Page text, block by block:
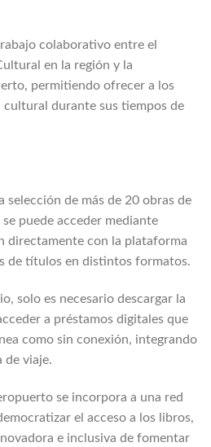
colaborativo entre el
en la región y la
permitiendo ofrecer a los
cultural durante sus tiempos de
selección de más de 20 obras de
puede acceder mediante
directamente con la plataforma
de títulos en distintos formatos.
solo es necesario descargar la
a préstamos digitales que
como sin conexión, integrando
de viaje.
se incorpora a una red
el acceso a los libros,
e inclusiva de fomentar